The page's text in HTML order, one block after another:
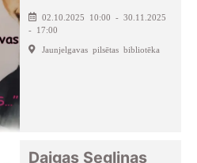
02.10.2025 10:00 - 30.11.2025
- 17:00
Jaunjelgavas pilsētas bibliotēka
Daigas Segliņas